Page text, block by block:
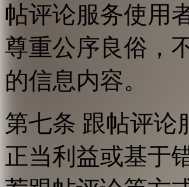
帖评论服务使用
尊重公序良俗，
的信息内容。
第七条 跟帖评论
正当利益或基于